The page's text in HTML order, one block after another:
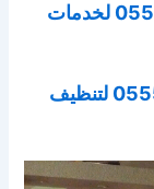
0555723177 لخدمات
0555723177 لتنظيف